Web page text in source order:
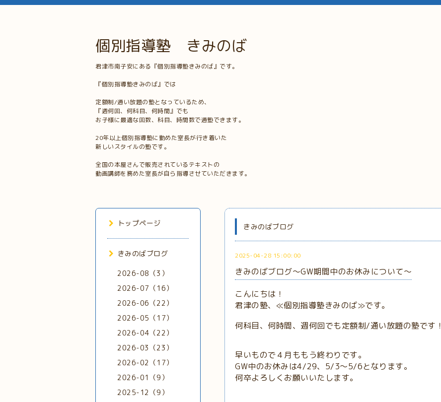
個別指導塾 きみのば
君津市南子安にある『個別指導塾きみのば』です。
『個別指導塾きみのば』では
定額制/通い放題の塾となっているため、
『週何回、何科目、何時間』でも
お子様に最適な回数、科目、時間数で通塾できます。
20年以上個別指導塾に勤めた室長が行き着いた
新しいスタイルの塾です。
全国の本屋さんで販売されているテキストの
動画講師を務めた室長が自ら指導させていただきます。
きみのばブログ
2025-04-28 15:00:00
きみのばブログ～GW期間中のお休みについて～
こんにちは！
君津の塾、≪個別指導塾きみのば≫です。
何科目、何時間、週何回でも定額制/通い放題の塾です！
早いもので４月ももう終わりです。
GW中のお休みは4/29、5/3～5/6となります。
何卒よろしくお願いいたします。
トップページ
きみのばブログ
2026-08（3）
2026-07（16）
2026-06（22）
2026-05（17）
2026-04（22）
2026-03（23）
2026-02（17）
2026-01（9）
2025-12（9）